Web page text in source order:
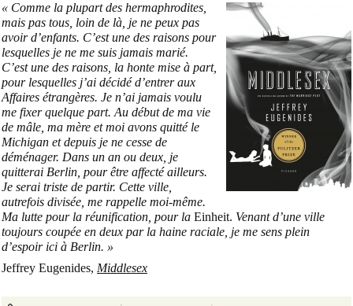
« Comme la plupart des hermaphrodites,
mais pas tous, loin de là, je ne peux pas
avoir d’enfants. C’est une des raisons pour
lesquelles je ne me suis jamais marié.
C’est une des raisons, la honte mise à part,
pour lesquelles j’ai décidé d’entrer aux
Affaires étrangères. Je n’ai jamais voulu
me fixer quelque part. Au début de ma vie
de mâle, ma mère et moi avons quitté le
Michigan et depuis je ne cesse de
déménager. Dans un an ou deux, je
quitterai Berlin, pour être affecté ailleurs.
Je serai triste de partir. Cette ville,
autrefois divisée, me rappelle moi-même.
Ma lutte pour la réunification, pour la Einheit. Venant d’une ville
toujours coupée en deux par la haine raciale, je me sens plein
d’espoir ici à Berlin. »
Jeffrey Eugenides, Middlesex